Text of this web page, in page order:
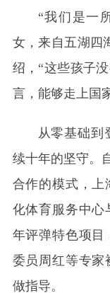
“我们是一
女，来自五湖四
绍，“这些孩子
言，能够走上国
从零基础到
续十年的坚守。
合作的模式，上
化体育服务中心
年评弹特色项目
委员周红等专家
做指导。